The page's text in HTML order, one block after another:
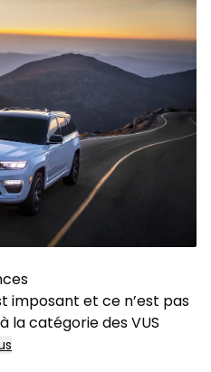
imposant et ce n’est pas
la catégorie des VUS